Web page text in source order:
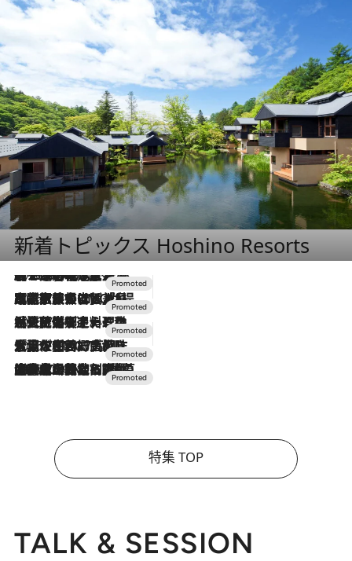
新着トピックス Hoshino Resorts
2026.8.7
【トンボの足水浴】ヒノキの香りに包まれて涼感マックス！約13℃の湧水かけ流しを避暑地「星野温泉 トンボの湯」で体験
2026.7.31
【ホテル帰省】という選択肢をOMOが提案。家族とほどよい距離を保つには「昼は実家、夜は気兼ねなくホテルで！」
2026.7.24
【夏限定ディナーコース】旬を迎える稚鮎や花ズッキーニなどをイタリア・トスカーナの郷土料理の手法で満喫！
2026.7.17
「土佐和ハーブかき氷」がOMO7高知に登場！生姜、山椒、大葉など目にも舌にも涼を呼ぶ郷土の味
2026.7.10
NEW OPEN！【界 草津】名湯の地に誕生。趣の異なる2種の温泉と上州ならではの会席・蕎麦割烹など美食を味わう究極の癒やし旅
特集 TOP
TALK & SESSION